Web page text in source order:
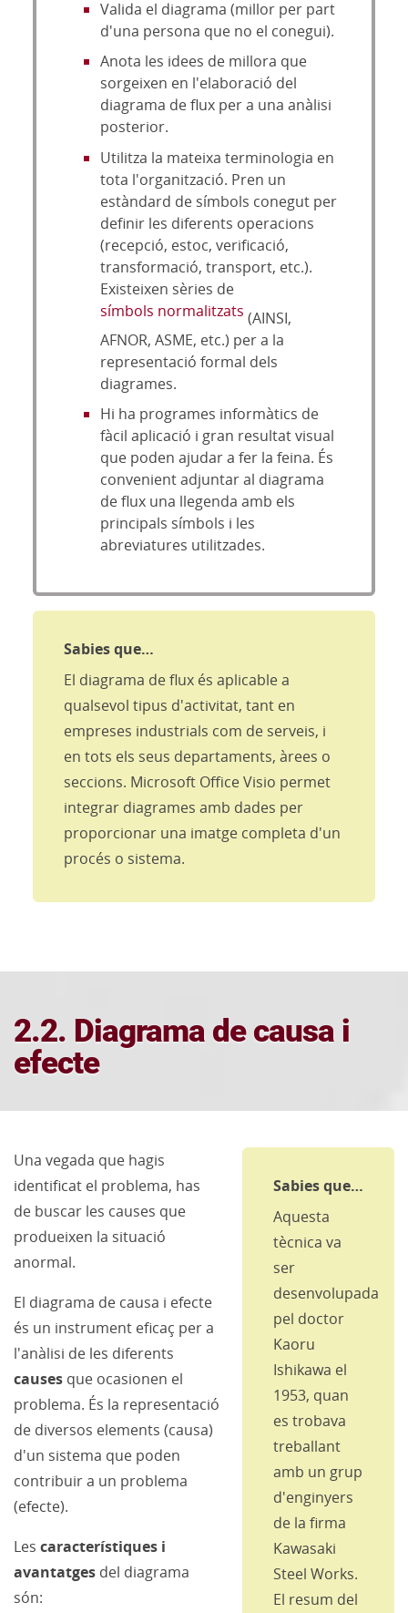
Valida el diagrama (millor per part
d'una persona que no el conegui).
Anota les idees de millora que
sorgeixen en l'elaboració del
diagrama de flux per a una anàlisi
posterior.
Utilitza la mateixa terminologia en
tota l'organització. Pren un
estàndard de símbols conegut per
definir les diferents operacions
(recepció, estoc, verificació,
transformació, transport, etc.).
Existeixen sèries de
símbols normalitzats (AINSI,
AFNOR, ASME, etc.) per a la
representació formal dels
diagrames.
Hi ha programes informàtics de
fàcil aplicació i gran resultat visual
que poden ajudar a fer la feina. És
convenient adjuntar al diagrama
de flux una llegenda amb els
principals símbols i les
abreviatures utilitzades.
Sabies que…
El diagrama de flux és aplicable a
qualsevol tipus d'activitat, tant en
empreses industrials com de serveis, i
en tots els seus departaments, àrees o
seccions. Microsoft Office Visio permet
integrar diagrames amb dades per
proporcionar una imatge completa d'un
procés o sistema.
2.2. Diagrama de causa i
efecte
Sabies que…
Aquesta
tècnica va
ser
desenvolupada
pel doctor
Kaoru
Ishikawa el
1953, quan
es trobava
treballant
amb un grup
d'enginyers
de la firma
Kawasaki
Steel Works.
El resum del
Una vegada que hagis
identificat el problema, has
de buscar les causes que
produeixen la situació
anormal.
El diagrama de causa i efecte
és un instrument eficaç per a
l'anàlisi de les diferents
causes que ocasionen el
problema. És la representació
de diversos elements (causa)
d'un sistema que poden
contribuir a un problema
(efecte).
Les característiques i
avantatges del diagrama
són: